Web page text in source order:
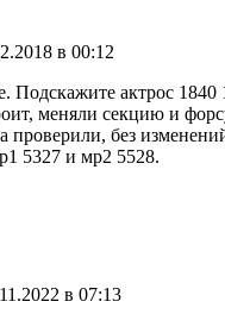
в 00:12
Подскажите актрос
меняли секцию и
проверили, без
5327 и мр2 5528.
в 07:13